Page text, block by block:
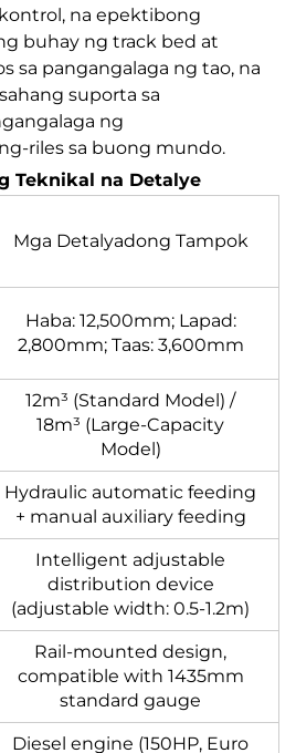
na epektibong
buhay ng track bed at
sa pangangalaga ng tao, na
suporta sa
ng
riles sa buong mundo.
Teknikal na Detalye
Mga Detalyadong Tampok
Haba: 12,500mm; Lapad:
2,800mm; Taas: 3,600mm
12m³ (Standard Model) /
18m³ (Large-Capacity
Model)
Hydraulic automatic feeding
+ manual auxiliary feeding
Intelligent adjustable
distribution device
(adjustable width: 0.5-1.2m)
Rail-mounted design,
compatible with 1435mm
standard gauge
Diesel engine (150HP, Euro